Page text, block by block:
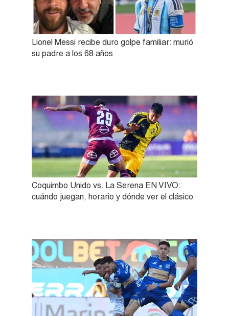
Lionel Messi recibe duro golpe familiar: murió
su padre a los 68 años
Coquimbo Unido vs. La Serena EN VIVO:
cuándo juegan, horario y dónde ver el clásico